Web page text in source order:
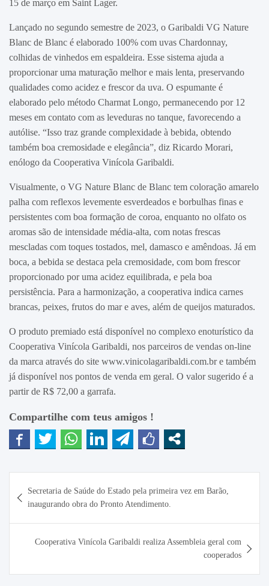
15 de março em Saint Lager.
Lançado no segundo semestre de 2023, o Garibaldi VG Nature
Blanc de Blanc é elaborado 100% com uvas Chardonnay,
colhidas de vinhedos em espaldeira. Esse sistema ajuda a
proporcionar uma maturação melhor e mais lenta, preservando
qualidades como acidez e frescor da uva. O espumante é
elaborado pelo método Charmat Longo, permanecendo por 12
meses em contato com as leveduras no tanque, favorecendo a
autólise. “Isso traz grande complexidade à bebida, obtendo
também boa cremosidade e elegância”, diz Ricardo Morari,
enólogo da Cooperativa Vinícola Garibaldi.
Visualmente, o VG Nature Blanc de Blanc tem coloração amarelo
palha com reflexos levemente esverdeados e borbulhas finas e
persistentes com boa formação de coroa, enquanto no olfato os
aromas são de intensidade média-alta, com notas frescas
mescladas com toques tostados, mel, damasco e amêndoas. Já em
boca, a bebida se destaca pela cremosidade, com bom frescor
proporcionado por uma acidez equilibrada, e pela boa
persistência. Para a harmonização, a cooperativa indica carnes
brancas, peixes, frutos do mar e aves, além de queijos maturados.
O produto premiado está disponível no complexo enoturístico da
Cooperativa Vinícola Garibaldi, nos parceiros de vendas on-line
da marca através do site www.vinicolagaribaldi.com.br e também
já disponível nos pontos de venda em geral. O valor sugerido é a
partir de R$ 72,00 a garrafa.
Compartilhe com teus amigos !
de
Post
Secretaria de Saúde do Estado pela primeira vez em Barão,
inaugurando obra do Pronto Atendimento.
Cooperativa Vinícola Garibaldi realiza Assembleia geral com
cooperados